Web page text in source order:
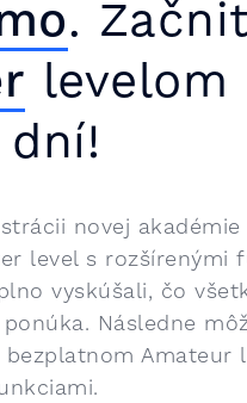
.
levelom
novej akadémie
level s rozšírenými
vyskúšali, čo
ponúka. Následne
Amateur